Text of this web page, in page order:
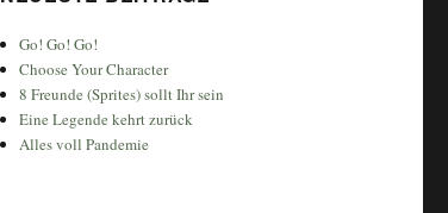
Go! Go! Go!
Choose Your Character
8 Freunde (Sprites) sollt Ihr sein
Eine Legende kehrt zurück
Alles voll Pandemie